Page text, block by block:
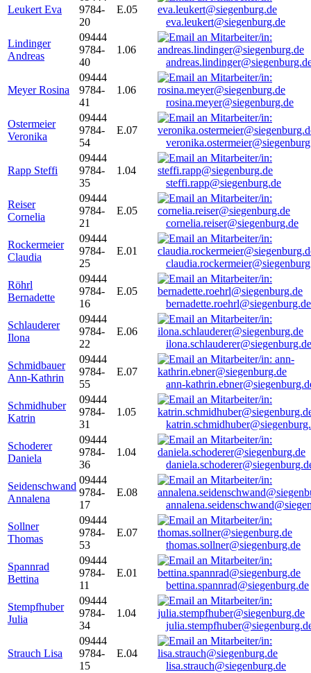
Leukert Eva
9784-
20
E.05
eva.leukert@siegenburg.de
Lindinger
Andreas
09444
9784-
40
1.06
Meyer Rosina
09444
9784-
41
1.06
rosina.meyer@siegenburg.de
Ostermeier
Veronika
09444
9784-
54
E.07
Rapp Steffi
09444
9784-
35
1.04
steffi.rapp@siegenburg.de
Reiser
Cornelia
09444
9784-
21
E.05
cornelia.reiser@siegenburg.de
Rockermeier
Claudia
09444
9784-
25
E.01
Röhrl
Bernadette
09444
9784-
16
E.05
bernadette.roehrl@siegenburg.de
Schlauderer
Ilona
09444
9784-
22
E.06
ilona.schlauderer@siegenburg.de
Schmidbauer
Ann-Kathrin
09444
9784-
55
E.07
ann-
Schmidhuber
Katrin
09444
9784-
31
1.05
Schoderer
Daniela
09444
9784-
36
1.04
Seidenschwand
Annalena
09444
9784-
17
E.08
Sollner
Thomas
09444
9784-
53
E.07
thomas.sollner@siegenburg.de
Spannrad
Bettina
09444
9784-
11
E.01
bettina.spannrad@siegenburg.de
Stempfhuber
Julia
09444
9784-
34
1.04
Strauch Lisa
09444
9784-
15
E.04
lisa.strauch@siegenburg.de